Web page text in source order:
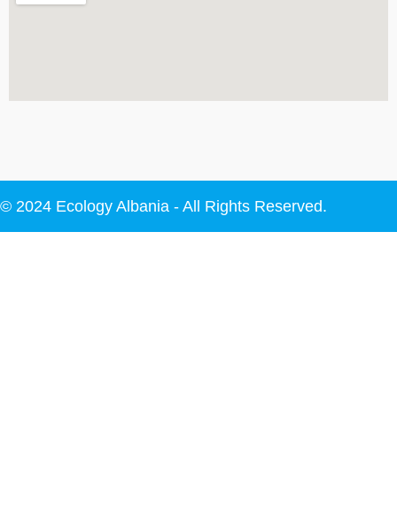
© 2024 Ecology Albania - All Rights Reserved.